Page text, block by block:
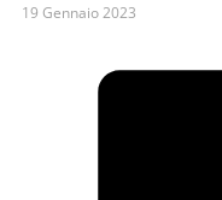
19 Gennaio 2023